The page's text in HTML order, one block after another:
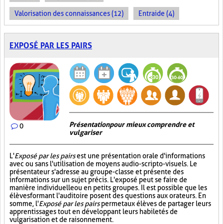
Valorisation des connaissances (12) Entraide (4)
EXPOSÉ PAR LES PAIRS
0
Présentation pour mieux comprendre et
vulgariser
L'Exposé par les pairsest une présentation orale d'informations
avec ou sans l'utilisation de moyens audio-scripto-visuels. Le
présentateur s'adresse au groupe-classe et présente des
informations sur un sujet précis. L'exposé peut se faire de
manière individuelle ou en petits groupes. Il est possible que les
élèves formant l'auditoire posent des questions aux orateurs. En
somme, l'Exposé par les pairspermet aux élèves de partager leurs
apprentissages tout en développant leurs habiletés de
vulgarisation et de raisonnement.